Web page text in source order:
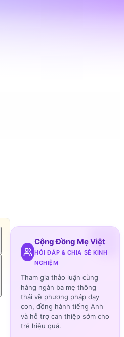
Cộng Đồng Mẹ Việt
HỎI ĐÁP & CHIA SẺ KINH
NGHIỆM
Tham gia thảo luận cùng
hàng ngàn ba mẹ thông
thái về phương pháp dạy
con, đồng hành tiếng Anh
và hỗ trợ can thiệp sớm cho
trẻ hiệu quả.